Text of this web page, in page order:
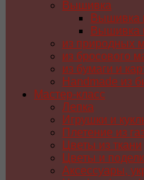
Вышивка
Вышивка
Вышивка
из природных
из бросового
из бумаги и
Handmade из
Мастер-класс
Лепка
Игрушки и
Плетение из
Цветы из ткани
Цветы и
Аксессуары,